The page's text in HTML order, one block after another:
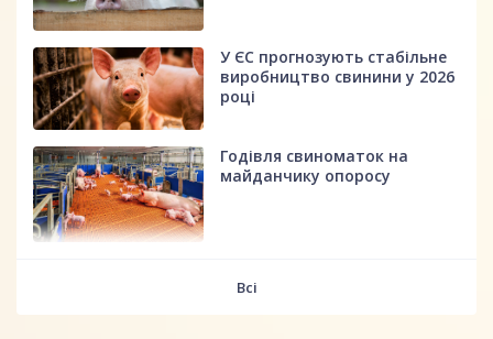
У ЄС прогнозують стабільне
виробництво свинини у 2026
році
Годівля свиноматок на
майданчику опоросу
Всі